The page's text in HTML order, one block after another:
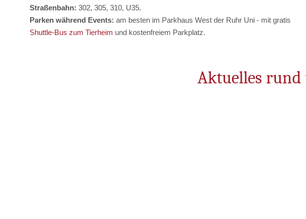
Straßenbahn: 302, 305, 310, U35.
Parken während Events: am besten im Parkhaus West der Ruhr Uni - mit gratis
Shuttle-Bus zum Tierheim und kostenfreiem Parkplatz.
Aktuelles rund